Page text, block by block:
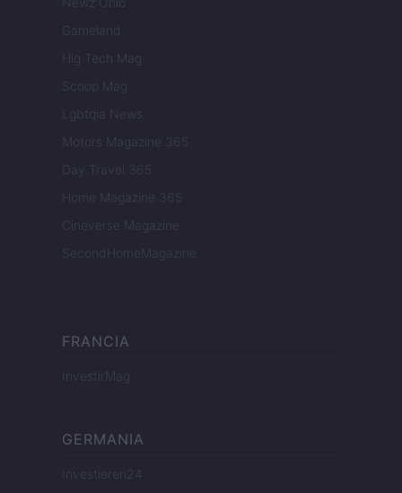
Gameland
Hig Tech Mag
Scoop Mag
Lgbtqia News
Motors Magazine 365
Day Travel 365
Home Magazine 365
Cineverse Magazine
SecondHomeMagazine
FRANCIA
InvestirMag
GERMANIA
Investieren24